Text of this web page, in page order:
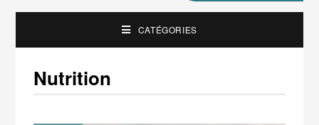
CATÉGORIES
Nutrition